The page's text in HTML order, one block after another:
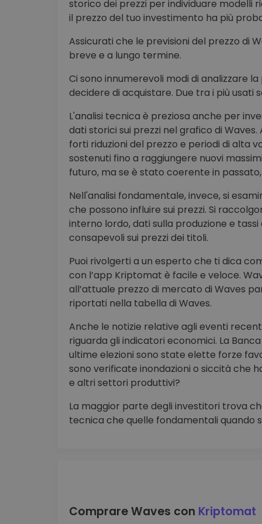
storico dei prezzi per individuare
il prezzo del tuo investimento ha più
Assicurati che le previsioni del prezzo di
breve e a lungo termine.
Ci sono innumerevoli modi di analizzare
decidere di acquistare. Due tra i più usati
L'analisi tecnica è preziosa anche per
dati storici sui prezzi nel grafico di
forti riduzioni del prezzo e periodi di alta
sostenuti fino a raggiungere nuovi
futuro, ma se è stato coerente in passato,
Nell'analisi fondamentale, invece, si
che possono influire sui prezzi. Si
interno lordo, dati sulla produzione e
consapevoli sui prezzi dei titoli.
Puoi rivolgerti a un esperto che ti dica
con l’app Kriptomat è facile e veloce.
all’attuale prezzo di mercato di Waves
riportati nella tabella di Waves.
Anche le notizie relative agli eventi
riguarda gli indicatori economici. La
ultime elezioni sono state elette forze
sono verificate inondazioni o siccità che
e altri settori produttivi?
La maggior parte degli investitori trova
tecnica che quelle fondamentali quando
Comprare Waves con Kriptomat